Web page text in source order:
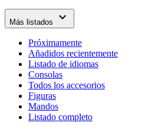
Más listados expand_more
Próximamente
Añadidos recientemente
Listado de idiomas
Consolas
Todos los accesorios
Figuras
Mandos
Listado completo